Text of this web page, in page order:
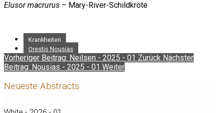
Elusor macrurus – Mary-River-Schildkröte
Krankheiten
Orestis Nousias
Vorheriger Beitrag: Neilsen - 2025 - 01 Zurück Nächster
Beitrag: Nousias - 2025 - 01 Weiter
Neueste Abstracts